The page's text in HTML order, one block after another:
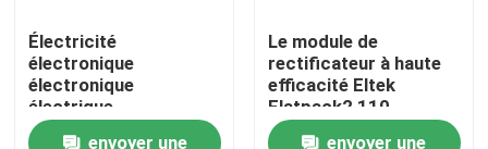
A propos de nous
Contacts
Électricité
électronique
électronique
électrique
électronique
envoyer une
Le module de
rectificateur à haute
efficacité Eltek
Flatpack2 110-
125/2000 HE FP2
envoyer une